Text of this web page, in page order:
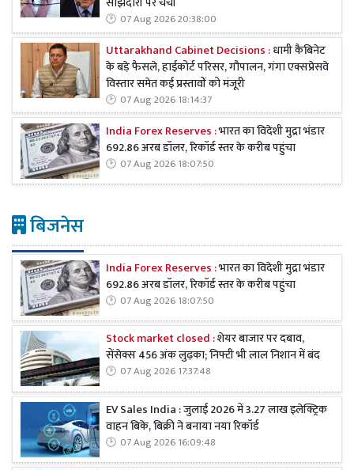
07 Aug 2026 20:38:00
Uttarakhand Cabinet Decisions :धामी कैबिनेट
के बड़े फैसले, हाईकोर्ट परिसर, गौपालन, गंगा एक्सप्रेसवे
विस्तार समेत कई प्रस्तावों को मंजूरी
07 Aug 2026 18:14:37
India Forex Reserves :भारत का विदेशी मुद्रा भंडार
692.86 अरब डॉलर, रिकॉर्ड स्तर के करीब पहुंचा
07 Aug 2026 18:07:50
बिजनेस
India Forex Reserves :भारत का विदेशी मुद्रा भंडार
692.86 अरब डॉलर, रिकॉर्ड स्तर के करीब पहुंचा
07 Aug 2026 18:07:50
Stock market closed :शेयर बाजार पर दबाव,
सेंसेक्स 456 अंक लुढ़का; निफ्टी भी लाल निशान में बंद
07 Aug 2026 17:37:48
EV Sales India : जुलाई 2026 में 3.27 लाख इलेक्ट्रिक
वाहन बिके, बिक्री ने बनाया नया रिकॉर्ड
07 Aug 2026 16:09:48